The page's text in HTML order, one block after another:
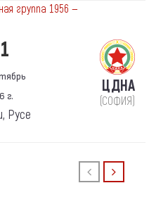
группа 1956 —
г.
Русе
ЦДНА
(СОФИЯ)